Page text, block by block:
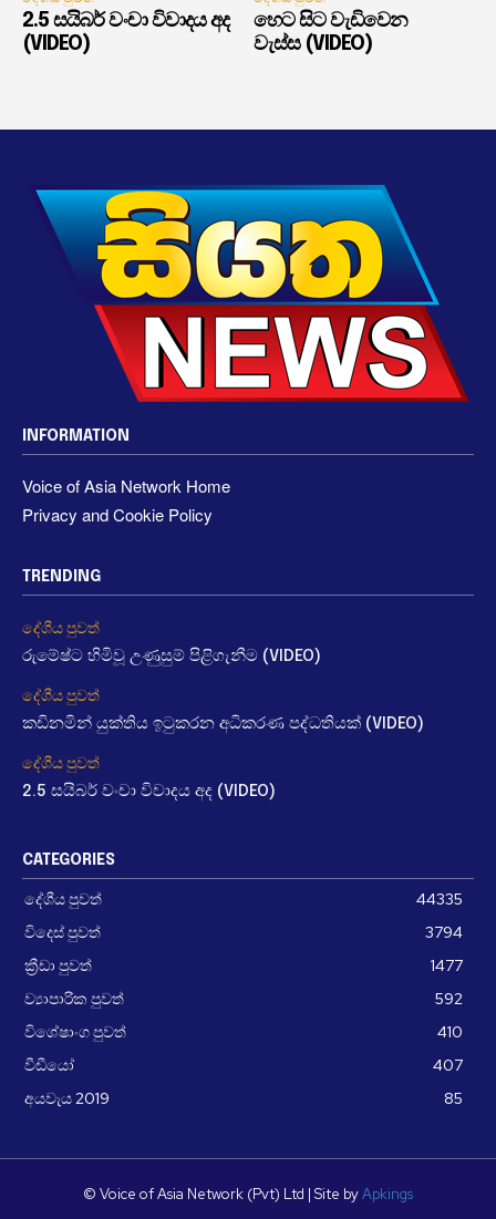
2.5 සයිබර් වංචා විවාදය අද
(VIDEO)
හෙට සිට වැඩිවෙන
වැස්ස (VIDEO)
INFORMATION
Voice of Asia Network Home
Privacy and Cookie Policy
TRENDING
දේශීය පුවත්
රුමේෂ්ට හිමිවූ උණුසුම් පිළිගැනීම (VIDEO)
දේශීය පුවත්
කඩිනමින් යුක්තිය ඉටුකරන අධිකරණ පද්ධතියක් (VIDEO)
දේශීය පුවත්
2.5 සයිබර් වංචා විවාදය අද (VIDEO)
CATEGORIES
දේශීය පුවත්
44335
විදෙස් පුවත්
3794
ක්‍රීඩා පුවත්
1477
ව්‍යාපාරික පුවත්
592
විශේෂාංග පුවත්
410
වීඩීයෝ
407
අයවැය 2019
85
© Voice of Asia Network (Pvt) Ltd | Site byApkings